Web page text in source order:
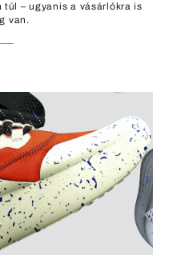
túl – ugyanis a vásárlókra is
van.